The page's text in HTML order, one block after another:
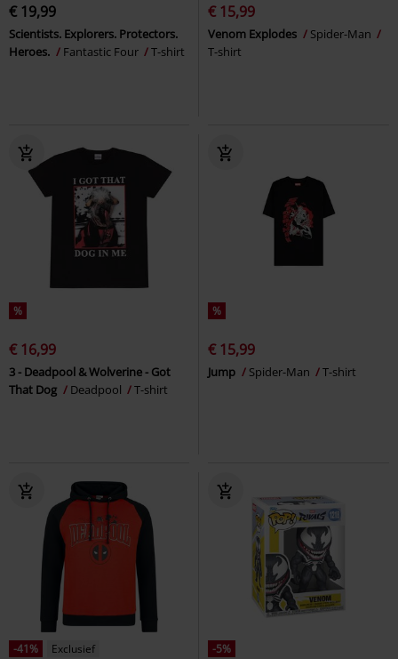
€ 19,99
Scientists. Explorers. Protectors.
Heroes.
Fantastic Four T-shirt
€ 15,99
Venom Explodes
Spider-Man
T-shirt
%
€ 16,99
3 - Deadpool & Wolverine - Got
That Dog
Deadpool T-shirt
%
€ 15,99
Jump Spider-Man T-shirt
-41%
Exclusief
-5%